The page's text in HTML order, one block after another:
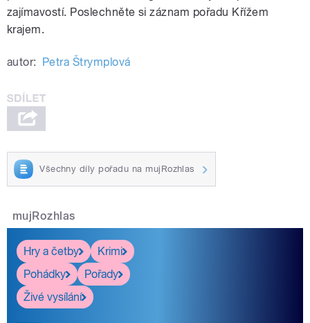
zajímavostí. Poslechněte si záznam pořadu Křížem
krajem.
autor: Petra Štrymplová
Všechny díly pořadu na mujRozhlas
mujRozhlas
Hry a četby
Krimi
Pohádky
Pořady
Živé vysílání